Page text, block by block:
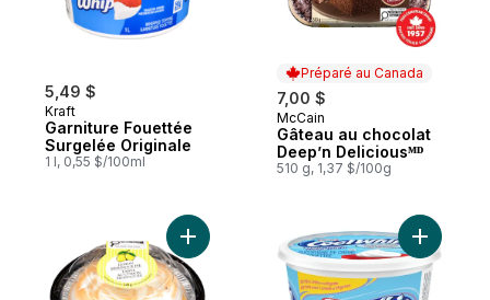
5,49 $
Kraft
Garniture Fouettée
Surgelée Originale
1 l, 0,55 $/100ml
Préparé au Canada
7,00 $
Préparé au Canada
McCain
Gâteau au chocolat
Deep’n Deliciousᴹᴰ
510 g, 1,37 $/100g
Ajouter Tarte au citron meringuée au
Ajouter